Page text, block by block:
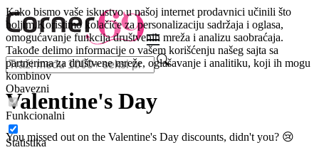
Kako bismo vaše iskustvo u našoj internet prodavnici učinili što
boljim.Koristimo kolačiće za personalizaciju sadržaja i oglasa,
omogućavanje funkcija društvenih mreža i analizu saobraćaja.
Takođe delimo informacije o vašem korišćenju našeg sajta sa
partnerima za društvene mreže, oglašavanje i analitiku, koji ih mogu
kombinov
Obavezni
Funkcionalni
Statistika
Valentine's Day
You missed out on the Valentine's Day discounts, didn't you? 😢